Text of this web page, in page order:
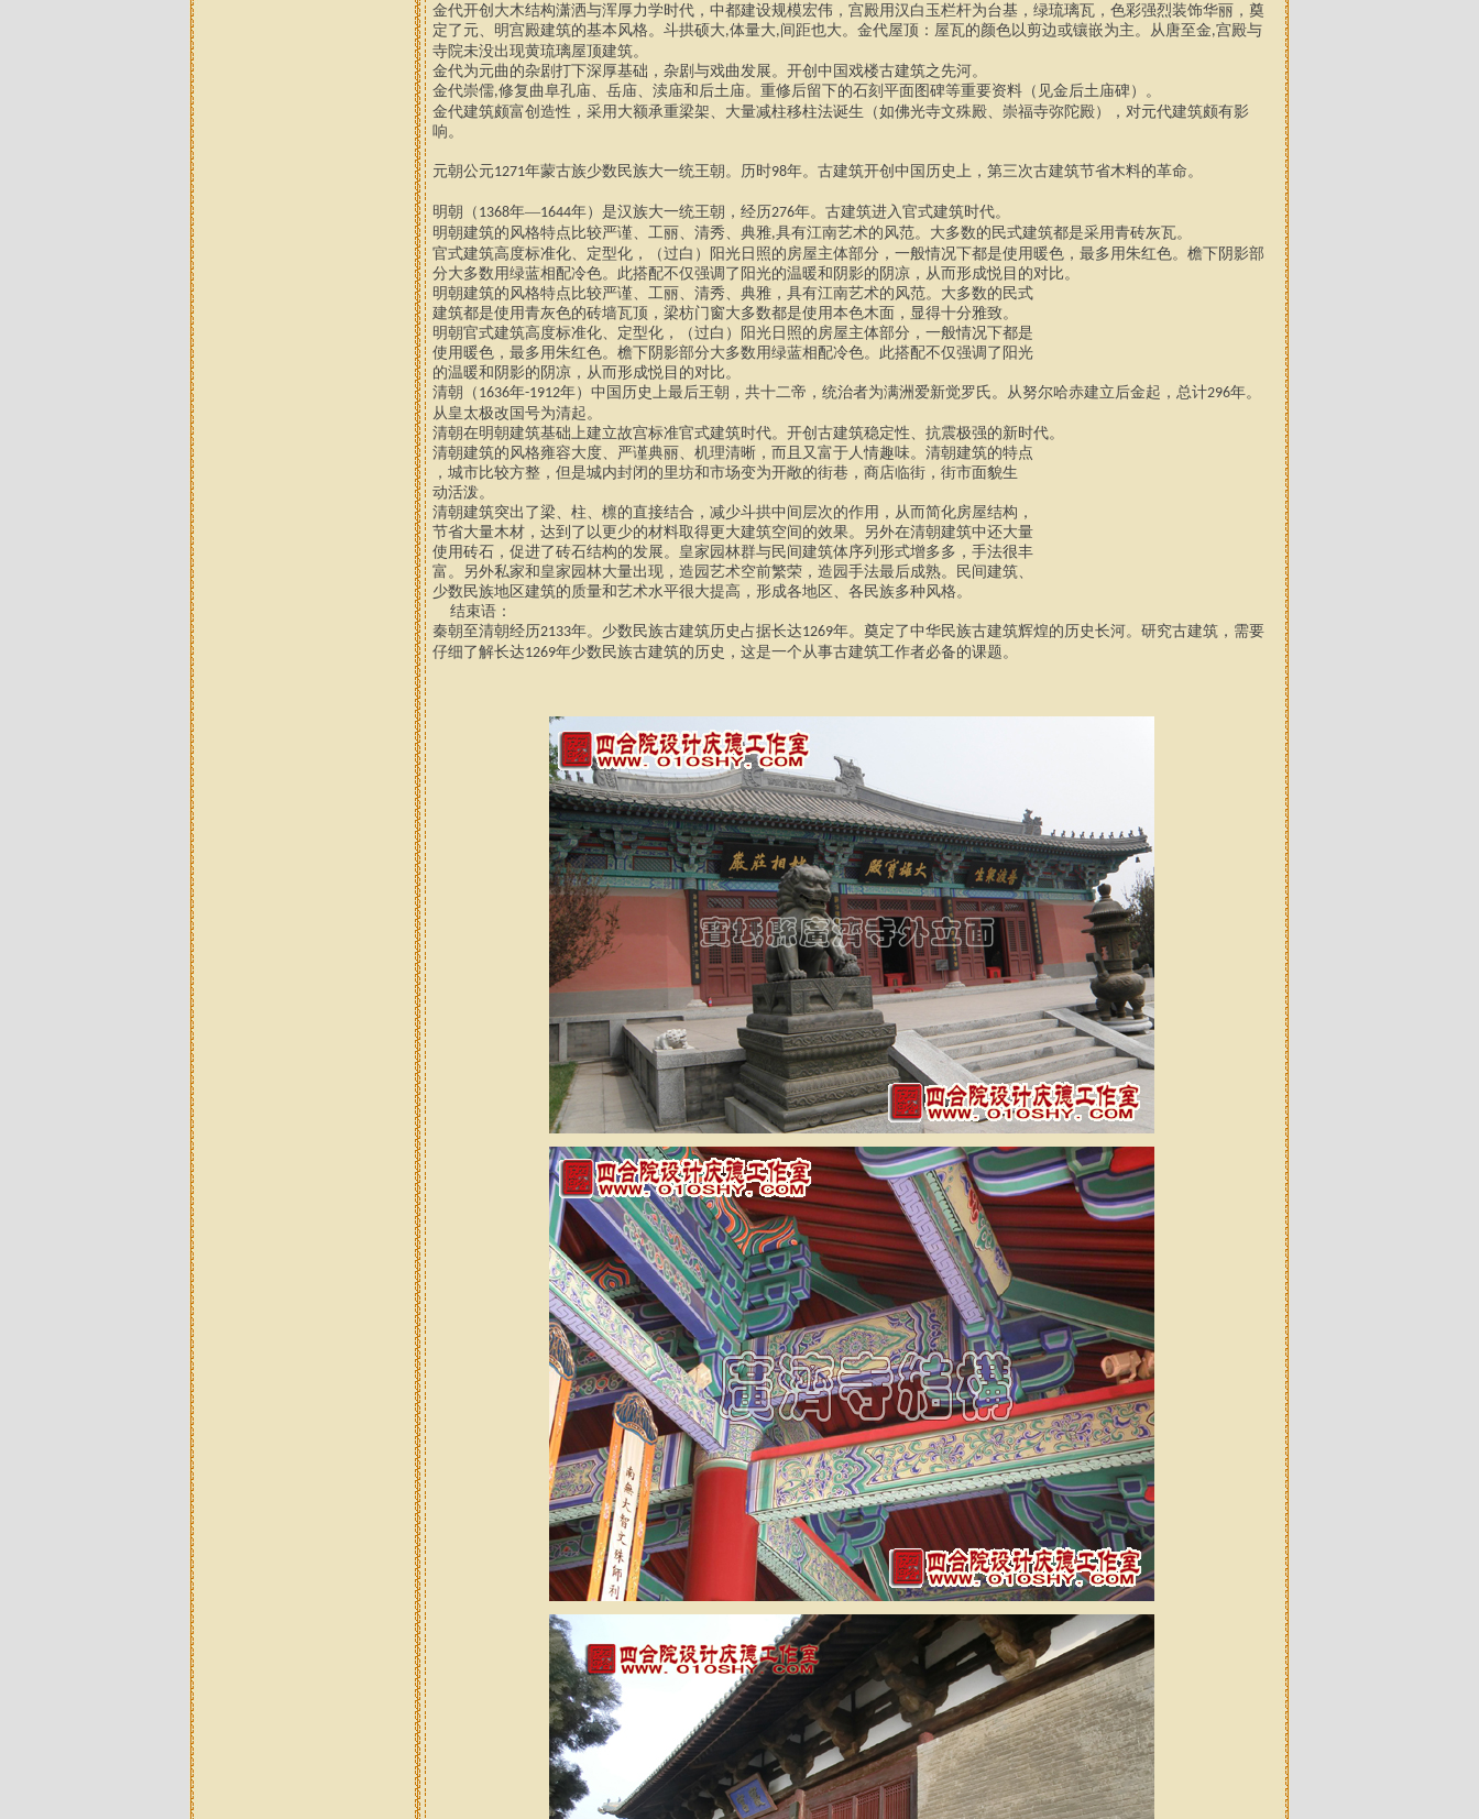
金代开创大木结构潇洒与浑厚力学时代 ， 中都建设规模宏伟，宫殿用汉白玉栏杆为台基，绿琉璃瓦，色彩强烈装饰华丽，奠
定了元、明宫殿建筑的基本风格。斗拱硕大,体量大,间距也大。金代屋顶：屋瓦的颜色以剪边或镶嵌为主。 从唐至金,宫殿与
寺院未没出现黄琉璃屋顶建筑。
金代为元曲的杂剧打下深厚基础 ， 杂剧与戏曲发展。开创中国戏楼古建筑之先河。
金代崇儒,修复曲阜孔庙、 岳庙、渎庙和后土庙。重修后留下的石刻平面图碑等重要资料（见金后土庙碑）。
金代建筑颇富创造性，采用大额承重梁架、 大量减柱移柱法诞生 （如佛光寺文殊殿、崇福寺弥陀殿），对元代建筑颇有影
响。
元朝公元1271年蒙古族少数民族大一统王朝。历时98年。古建筑开创中国历史上，第三次古建筑节省木料的革命。
明朝（ 1368年―1644年）是汉族大一统王朝，经历276年。古建筑进入官式建筑时代。
明朝建筑的风格特点比较严谨、工丽、清秀、典雅,具有江南艺术的风范。大多数的民式建筑都是采用青砖灰瓦。
官式建筑高度标准化、定型化，（过白）阳光日照的房屋主体部分，一般情况下都是使用暖色，最多用朱红色。檐下阴影部
分大多数用绿蓝相配冷色。此搭配不仅强调了阳光的温暖和阴影的阴凉，从而形成悦目的对比。
明朝建筑的风格特点比较严谨、工丽、清秀、典雅，具有江南艺术的风范。大多数的民式
建筑都是使用青灰色的砖墙瓦顶，梁枋门窗大多数都是使用本色木面，显得十分雅致。
明朝官式建筑高度标准化、定型化，（过白）阳光日照的房屋主体部分，一般情况下都是
使用暖色，最多用朱红色。檐下阴影部分大多数用绿蓝相配冷色。此搭配不仅强调了阳光
的温暖和阴影的阴凉，从而形成悦目的对比。
清朝（ 1636年-1912年）中国历史上最后王朝，共十二帝，统治者为满洲爱新觉罗氏。从努尔哈赤建立后金起，总计296年。
从皇太极改国号为清起。
清朝在明朝建筑基础上建立故宫标准官式建筑时代。开创古建筑稳定性、抗震极强的新时代。
清朝建筑的风格雍容大度、严谨典丽、机理清晰，而且又富于人情趣味。清朝建筑的特点
，城市比较方整，但是城内封闭的里坊和市场变为开敞的街巷，商店临街，街市面貌生
动活泼。
清朝建筑突出了梁、柱、檩的直接结合，减少斗拱中间层次的作用，从而简化房屋结构，
节省大量木材，达到了以更少的材料取得更大建筑空间的效果。另外在清朝建筑中还大量
使用砖石，促进了砖石结构的发展。皇家园林群与民间建筑体序列形式增多多，手法很丰
富。另外私家和皇家园林大量出现，造园艺术空前繁荣，造园手法最后成熟。民间建筑、
少数民族地区建筑的质量和艺术水平很大提高，形成各地区、各民族多种风格。
结束语：
秦朝至清朝经历2133年。少数民族古建筑历史占据长达1269年。奠定了中华民族古建筑辉煌的历史长河。研究古建筑，需要
仔细了解长达1269年少数民族古建筑的历史，这是一个从事古建筑工作者必备的课题。